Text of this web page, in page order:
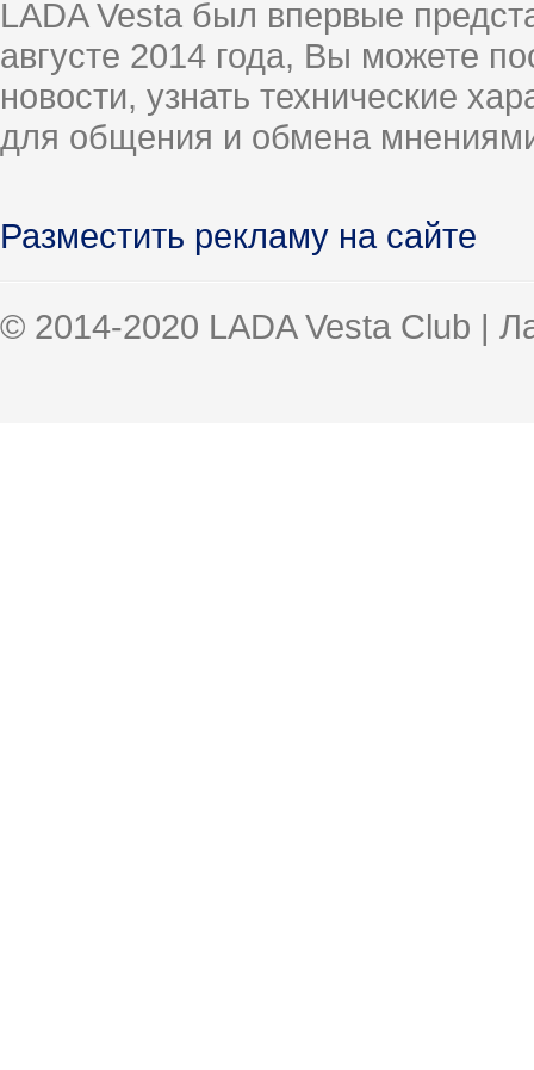
LADA Vesta был впервые
августе 2014 года, Вы можете
новости, узнать технические
для общения и обмена
Разместить рекламу на сайте
© 2014-2020 LADA Vesta Club |